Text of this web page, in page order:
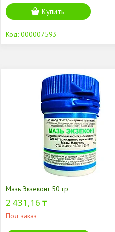
Купить
000007593
Мазь Экзеконт 50 гр
2 431,16 ₸
Под заказ